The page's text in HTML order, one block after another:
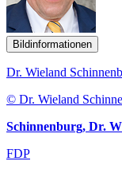
Bildinformationen
Dr. Wieland
© Dr. Wieland
Schinnenburg, Dr.
FDP